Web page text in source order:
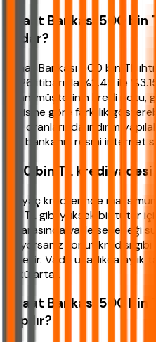
Ziraat Bankası 500
kadar?
Ziraat Bankası 500 bin TL
2026 itibarıyla %2.49 ile
Oran, müşterinin kredi notu,
ilişkisine göre farklılık
faiz oranlarında indirim
için bankanın resmi
500 bin TL kredi
İhtiyaç kredilerinde
bin TL gibi yüksek bir tutar
ay arasında vade seçeneği
istiyorsanız konut kredisi
gerekir. Vade uzadıkça
yükü artar.
Ziraat Bankası 500
yapılır?